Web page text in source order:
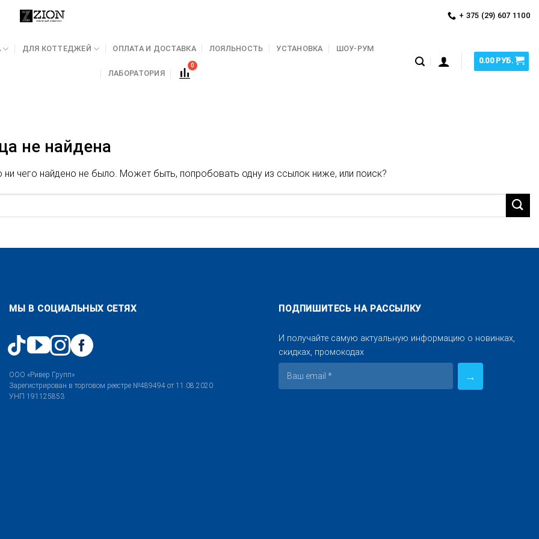
+ 375 (29) 607 1100
ДЛЯ КОТТЕДЖЕЙ ОПЛАТА И ДОСТАВКА ЛОЯЛЬНОСТЬ УСТАНОВКА ШОУ-РУМ
ЛАБОРАТОРИЯ
0.00РУБ.
не найдена
чего найдено не было. Может быть, попробовать одну из ссылок ниже, или поиск?
МЫ В СОЦИАЛЬНЫХ СЕТЯХ
ООО «Ривер Групп»
Зарегистрирован в торговом реестре №489494 от 11.08.2020
УНП 191125853
ПОДПИШИТЕСЬ НА РАССЫЛКУ
И получайте самую актуальную информацию о новинках,
скидках, промокодах